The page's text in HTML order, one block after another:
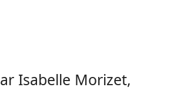
Isabelle Morizet,